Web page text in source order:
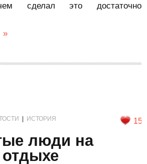
сделал это достаточно
»
ИСТОРИЯ 15
люди на